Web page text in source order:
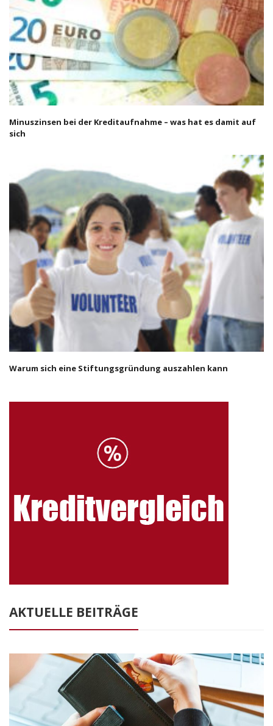
Minuszinsen bei der Kreditaufnahme – was hat es damit auf
sich
Warum sich eine Stiftungsgründung auszahlen kann
AKTUELLE BEITRÄGE